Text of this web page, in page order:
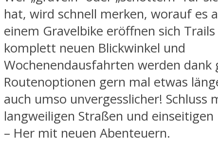
hat, wird schnell merken, worauf es
einem Gravelbike eröffnen sich
komplett neuen Blickwinkel und
Wochenendausfahrten werden dank
Routenoptionen gern mal etwas
auch umso unvergesslicher! Schluss
langweiligen Straßen und
– Her mit neuen Abenteuern.